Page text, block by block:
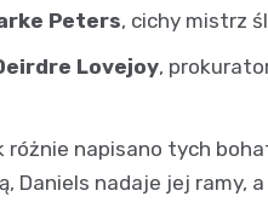
Peters, cichy mistrz
Lovejoy,
napisano tych
Daniels nadaje jej ramy,